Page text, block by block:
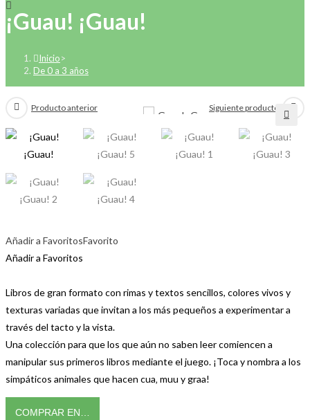
¡Guau! ¡Guau!
Inicio>
De 0 a 3 años
Producto anterior Siguiente producto
🔍
Añadir a FavoritosFavorito
Añadir a Favoritos
Libros de gran formato con rimas y textos sencillos, colores vivos y
texturas variadas que invitan a los más pequeños a experimentar a
través del tacto y la vista.
Una colección para que los que aún no saben leer comiencen a
manipular sus primeros libros mediante el juego. ¡Toca y nombra a los
simpáticos animales que hacen cua‚ muu y graa!
COMPRAR EN…